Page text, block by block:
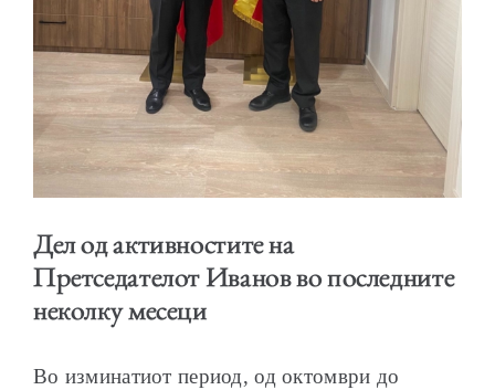
ОБРАЌАЊА
ШКОЛА ЗА МЛАДИ ЛИДЕРИ
ПРМ 2009-2019
Дел од активностите на
Претседателот Иванов во последните
неколку месеци
Во изминатиот период, од октомври до